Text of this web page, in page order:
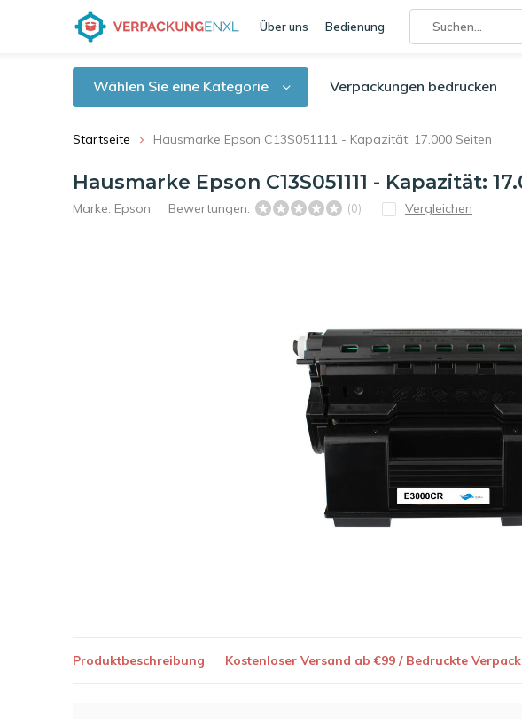
Über uns Bedienung
Wählen Sie eine Kategorie Verpackungen bedrucken
Startseite Hausmarke Epson C13S051111 - Kapazität: 17.000 Seiten
Hausmarke Epson C13S051111 - Kapazität:
Marke: Epson Bewertungen: (0) Vergleichen
Produktbeschreibung Kostenloser Versand ab €99 / Bedruckte